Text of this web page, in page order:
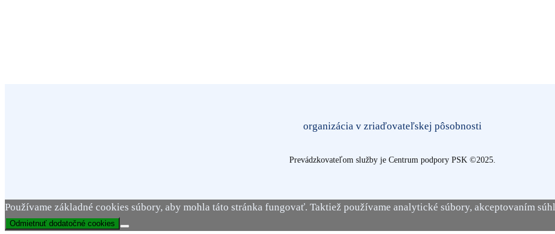
organizácia v zriaďovateľskej pôsobnosti
Prevádzkovateľom služby je Centrum podpory PSK ©2025.
Používame základné cookies súbory, aby mohla táto stránka fungovať. Taktiež používame analytické súbory, akceptovaním
Odmietnuť dodatočné cookies